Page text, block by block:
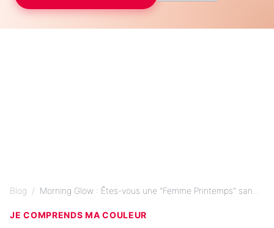
Blog / Morning Glow : Êtes-vous une "Femme Printemps" san...
JE COMPRENDS MA COULEUR